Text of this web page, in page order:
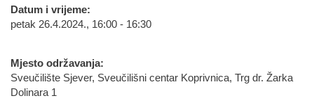
Datum i vrijeme:
petak 26.4.2024., 16:00 - 16:30
Mjesto održavanja:
Sveučilište Sjever, Sveučilišni centar Koprivnica, Trg dr. Žarka
Dolinara 1